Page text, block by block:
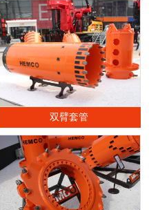
双臂套管